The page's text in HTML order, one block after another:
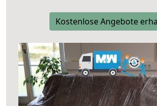
Kostenlose Angebote